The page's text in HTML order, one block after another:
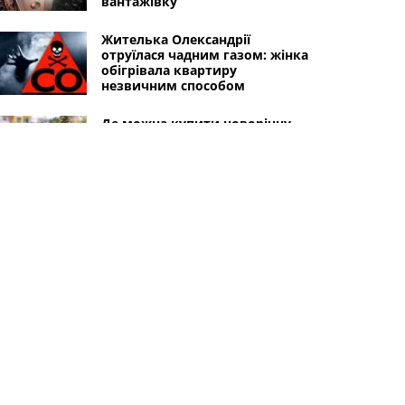
Жителька Олександрії
отруїлася чадним газом: жінка
обігрівала квартиру
незвичним способом
Де можна купити новорічну